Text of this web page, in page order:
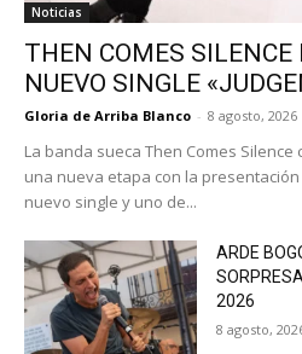
Noticias
THEN COMES SILENCE
NUEVO SINGLE
Gloria de Arriba Blanco - 8 agosto, 2026
La banda sueca Then Comes
una nueva etapa con la presentación
nuevo single y uno de...
ARDE
2026
8 agosto,